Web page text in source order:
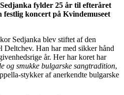
fylder 25 år til efteråret
festlig koncert på Kvindemuseet
Sedjanka blev stiftet af den
Han har med sikker hånd
år. Her har koret har
og smukke bulgarske sangtradition,
stykker af anerkendte bulgarske